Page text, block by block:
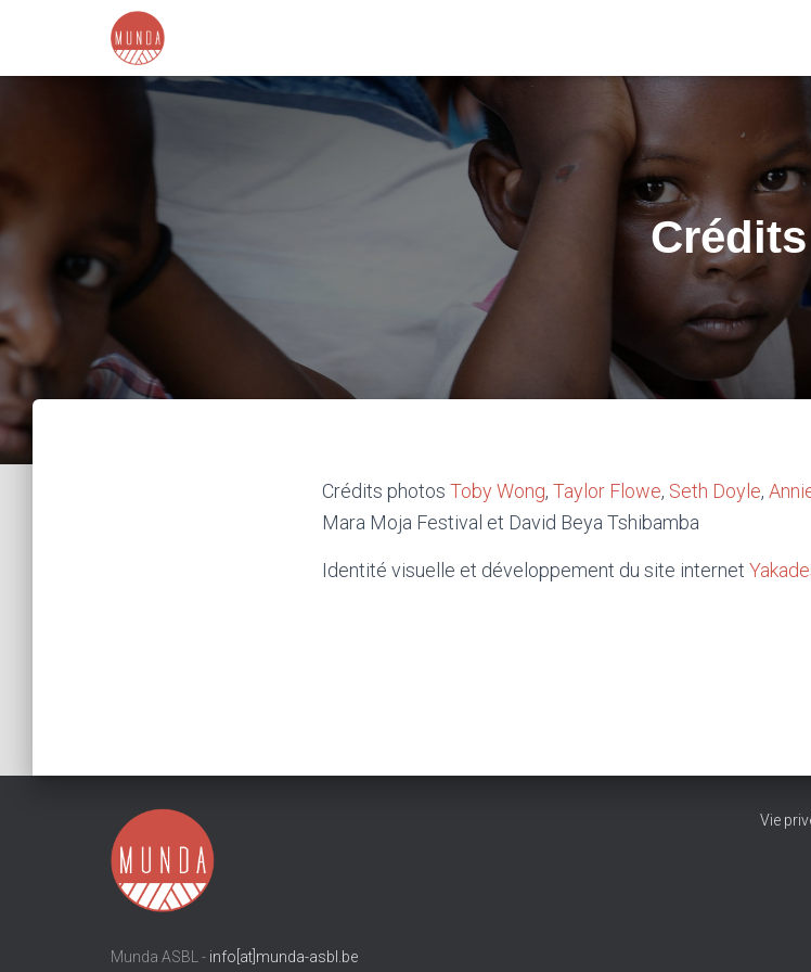
Crédits
Crédits photos Toby Wong, Taylor Flowe, Seth Doyle,
Mara Moja Festival et David Beya Tshibamba
Identité visuelle et développement du site internet
Munda ASBL - info[at]munda-asbl.be
Vie